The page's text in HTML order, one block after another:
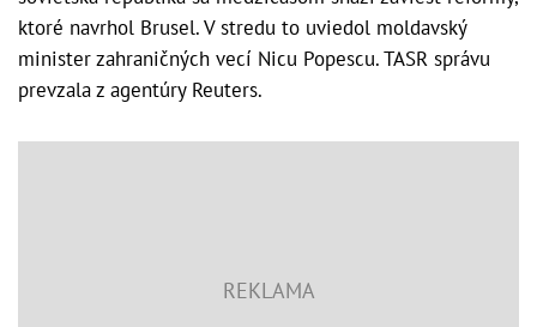
ktoré navrhol Brusel. V stredu to uviedol moldavský
minister zahraničných vecí Nicu Popescu. TASR správu
prevzala z agentúry Reuters.